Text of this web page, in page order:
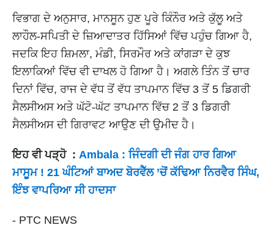
ਵਿਭਾਗ ਦੇ ਅਨੁਸਾਰ, ਮਾਨਸੂਨ ਹੁਣ ਪੂਰੇ ਕਿੰਨੌਰ ਅਤੇ ਕੁੱਲੂ ਅਤੇ
ਲਾਹੌਲ-ਸਪਿਤੀ ਦੇ ਜ਼ਿਆਦਾਤਰ ਹਿੱਸਿਆਂ ਵਿੱਚ ਪਹੁੰਚ ਗਿਆ ਹੈ,
ਜਦਕਿ ਇਹ ਸ਼ਿਮਲਾ, ਮੰਡੀ, ਸਿਰਮੌਰ ਅਤੇ ਕਾਂਗੜਾ ਦੇ ਕੁਝ
ਇਲਾਕਿਆਂ ਵਿੱਚ ਵੀ ਦਾਖਲ ਹੋ ਗਿਆ ਹੈ। ਅਗਲੇ ਤਿੰਨ ਤੋਂ ਚਾਰ
ਦਿਨਾਂ ਵਿੱਚ, ਰਾਜ ਦੇ ਵੱਧ ਤੋਂ ਵੱਧ ਤਾਪਮਾਨ ਵਿੱਚ 3 ਤੋਂ 5 ਡਿਗਰੀ
ਸੈਲਸੀਅਸ ਅਤੇ ਘੱਟੋ-ਘੱਟ ਤਾਪਮਾਨ ਵਿੱਚ 2 ਤੋਂ 3 ਡਿਗਰੀ
ਸੈਲਸੀਅਸ ਦੀ ਗਿਰਾਵਟ ਆਉਣ ਦੀ ਉਮੀਦ ਹੈ।
ਇਹ ਵੀ ਪੜ੍ਹੋ : Ambala : ਜਿੰਦਗੀ ਦੀ ਜੰਗ ਹਾਰ ਗਿਆ
ਮਾਸੂਮ ! 21 ਘੰਟਿਆਂ ਬਾਅਦ ਬੋਰਵੈੱਲ ’ਚੋਂ ਕੱਢਿਆ ਨਿਰਵੈਰ ਸਿੰਘ,
ਇੰਝ ਵਾਪਰਿਆ ਸੀ ਹਾਦਸਾ
- PTC NEWS